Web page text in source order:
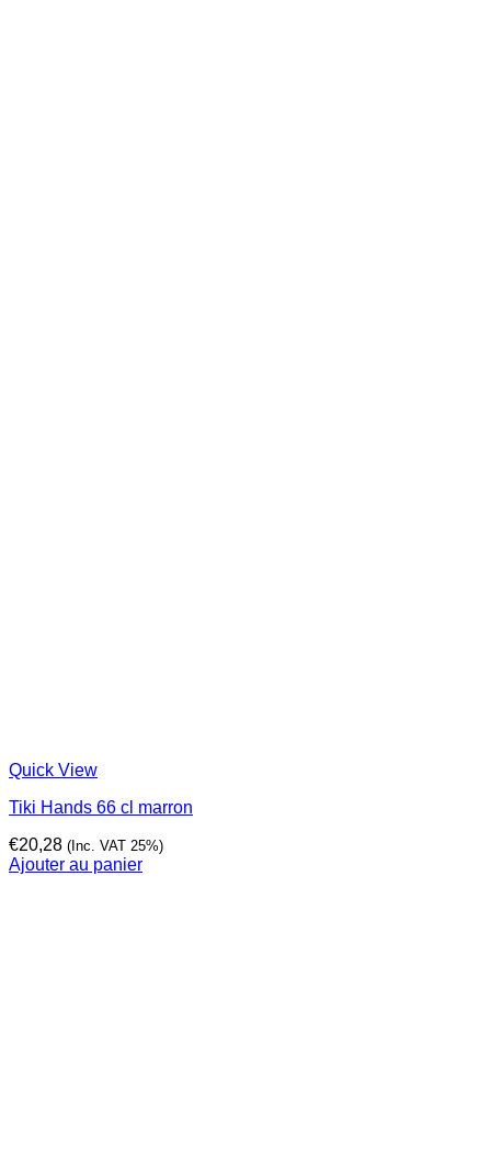
Quick View
Tiki Hands 66 cl marron
€20,28 (Inc. VAT 25%)
Ajouter au panier